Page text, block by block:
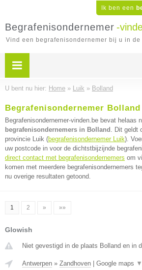
Ik ben een
Begrafenisondernemer -
Vind een begrafenisondernemer bij u in de
U bent nu hier: Home » Luik » Bolland
Begrafenisondernemer Bolland
Begrafenisondernemer-vinden.be bevat helaas
begrafenisondernemers in Bolland . Dit geldt
provincie Luik (begrafenisondernemer Luik).
uw postcode in voor de dichtstbijzijnde
direct contact met begrafenisondernemers om
komen met meerdere begrafenisondernemers
nu overige resultaten getoond.
1 2 » »»
Glowish
Niet gevestigd in de plaats Bolland en in
Antwerpen » Zandhoven Google maps ▼